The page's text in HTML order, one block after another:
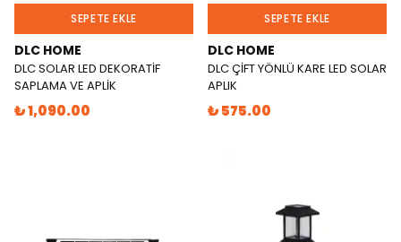
SEPETE EKLE
DLC HOME
DLC SOLAR LED DEKORATİF
SAPLAMA VE APLİK
₺ 1,090.00
SEPETE EKLE
DLC HOME
DLC ÇİFT YÖNLÜ KARE LED SOLAR
APLIK
₺ 575.00